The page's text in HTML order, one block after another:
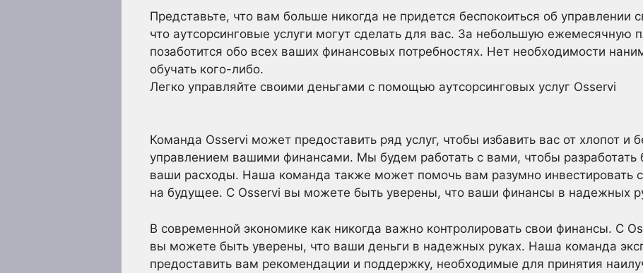
Представьте, что вам больше никогда не придется беспокоиться об управлении
что аутсорсинговые услуги могут сделать для вас. За небольшую ежемесячную
позаботится обо всех ваших финансовых потребностях. Нет необходимости
обучать кого-либо.
Легко управляйте своими деньгами с помощью аутсорсинговых услуг Osservi
Команда Osservi может предоставить ряд услуг, чтобы избавить вас от хлопот и
управлением вашими финансами. Мы будем работать с вами, чтобы
ваши расходы. Наша команда также может помочь вам разумно инвестировать
на будущее. С Osservi вы можете быть уверены, что ваши финансы в надежных
В современной экономике как никогда важно контролировать свои финансы. С
вы можете быть уверены, что ваши деньги в надежных руках. Наша команда
предоставить вам рекомендации и поддержку, необходимые для принятия